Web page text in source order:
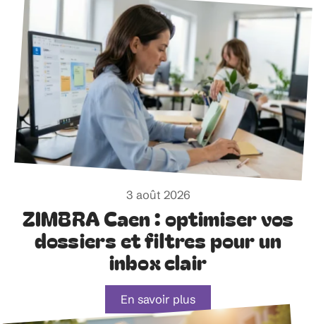
3 août 2026
ZIMBRA Caen : optimiser vos
dossiers et filtres pour un
inbox clair
En savoir plus